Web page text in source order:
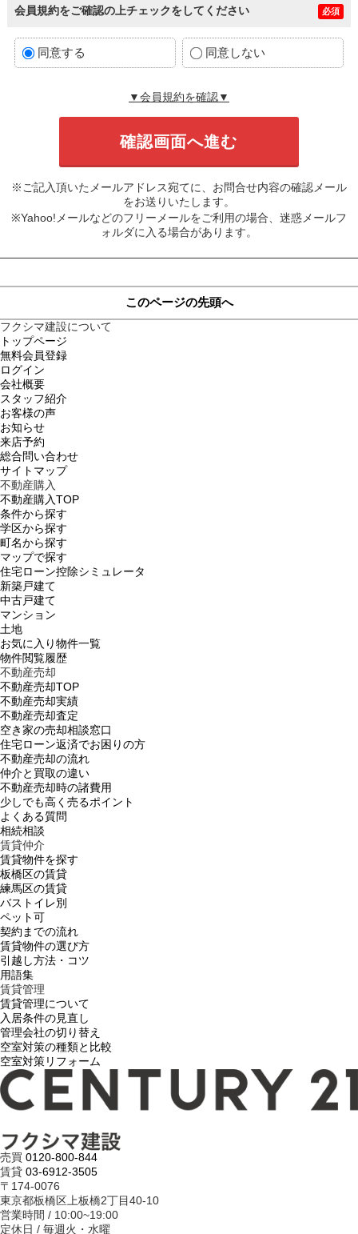
会員規約をご確認の上チェックをしてください 必須
同意する 同意しない
▼会員規約を確認▼
※ご記入頂いたメールアドレス宛てに、お問合せ内容の確認メール
をお送りいたします。
※Yahoo!メールなどのフリーメールをご利用の場合、迷惑メールフ
ォルダに入る場合があります。
このページの先頭へ
フクシマ建設について
トップページ
無料会員登録
ログイン
会社概要
スタッフ紹介
お客様の声
お知らせ
来店予約
総合問い合わせ
サイトマップ
不動産購入
不動産購入TOP
条件から探す
学区から探す
町名から探す
マップで探す
住宅ローン控除シミュレータ
新築戸建て
中古戸建て
マンション
土地
お気に入り物件一覧
物件閲覧履歴
不動産売却
不動産売却TOP
不動産売却実績
不動産売却査定
空き家の売却相談窓口
住宅ローン返済でお困りの方
不動産売却の流れ
仲介と買取の違い
不動産売却時の諸費用
少しでも高く売るポイント
よくある質問
相続相談
賃貸仲介
賃貸物件を探す
板橋区の賃貸
練馬区の賃貸
バストイレ別
ペット可
契約までの流れ
賃貸物件の選び方
引越し方法・コツ
用語集
賃貸管理
賃貸管理について
入居条件の見直し
管理会社の切り替え
空室対策の種類と比較
空室対策リフォーム
売買 0120-800-844
賃貸 03-6912-3505
〒174-0076
東京都板橋区上板橋2丁目40-10
営業時間 / 10:00~19:00
定休日 / 毎週火・水曜